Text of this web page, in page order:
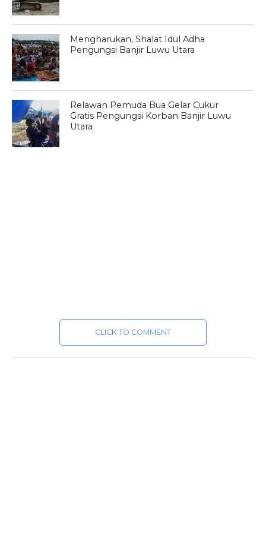
Mengharukan, Shalat Idul Adha
Pengungsi Banjir Luwu Utara
Relawan Pemuda Bua Gelar Cukur
Gratis Pengungsi Korban Banjir Luwu
Utara
CLICK TO COMMENT